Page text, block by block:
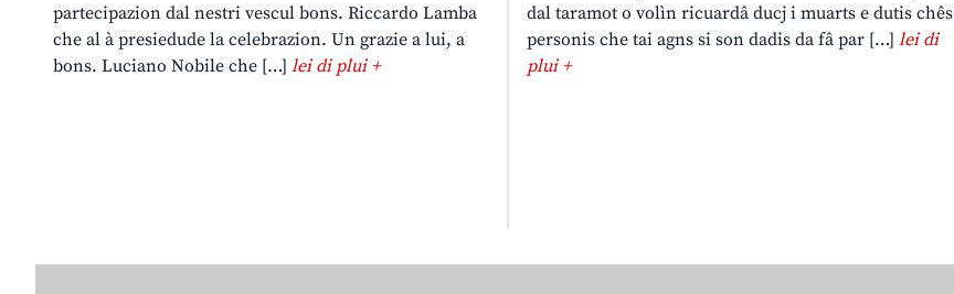
partecipazion dal nestri vescul bons. Riccardo Lamba
che al à presiedude la celebrazion. Un grazie a lui, a
bons. Luciano Nobile che […] lei di plui +
dal taramot o volìn ricuardâ ducj i muarts e dutis chês
personis che tai agns si son dadis da fâ par […] lei di
plui +